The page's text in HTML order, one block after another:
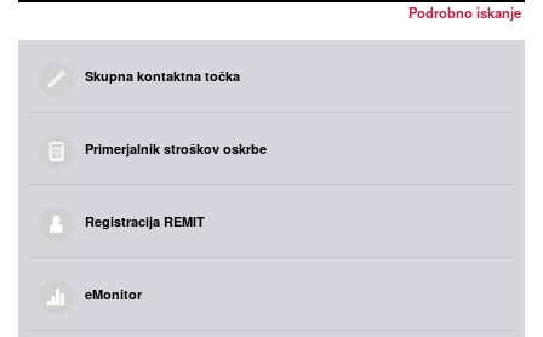
Podrobno iskanje
Skupna kontaktna točka
Primerjalnik stroškov oskrbe
Registracija REMIT
eMonitor